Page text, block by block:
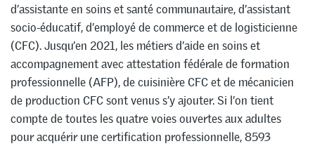
d’assistante en soins et santé communautaire, d’assistant
socio-éducatif, d’employé de commerce et de logisticienne
(CFC). Jusqu’en 2021, les métiers d’aide en soins et
accompagnement avec attestation fédérale de formation
professionnelle (AFP), de cuisinière CFC et de mécanicien
de production CFC sont venus s’y ajouter. Si l’on tient
compte de toutes les quatre voies ouvertes aux adultes
pour acquérir une certification professionnelle, 8593